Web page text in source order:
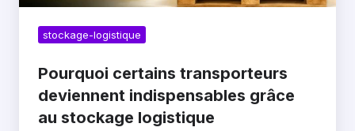
stockage-logistique
Pourquoi certains transporteurs
deviennent indispensables grâce
au stockage logistique